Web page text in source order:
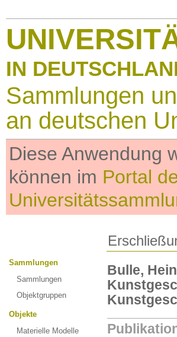
IN
Sammlungen
an deutschen
Diese Anwendung
können im Portal
Sammlungen
Sammlungen
Objektgruppen
Objekte
Materielle Modelle
Bulle,